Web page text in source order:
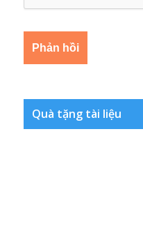
Quà tặng tài liệu